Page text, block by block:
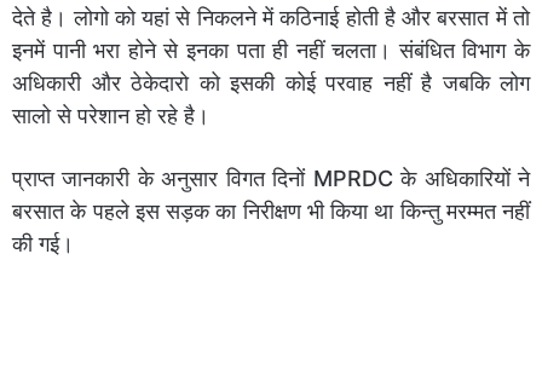
देते है। लोगो को यहां से निकलने में कठिनाई होती है और बरसात में तो
इनमें पानी भरा होने से इनका पता ही नहीं चलता। संबंधित विभाग के
अधिकारी और ठेकेदारो को इसकी कोई परवाह नहीं है जबकि लोग
सालो से परेशान हो रहे है।
प्राप्त जानकारी के अनुसार विगत दिनों MPRDC के अधिकारियों ने
बरसात के पहले इस सड़क का निरीक्षण भी किया था किन्तु मरम्मत नहीं
की गई।